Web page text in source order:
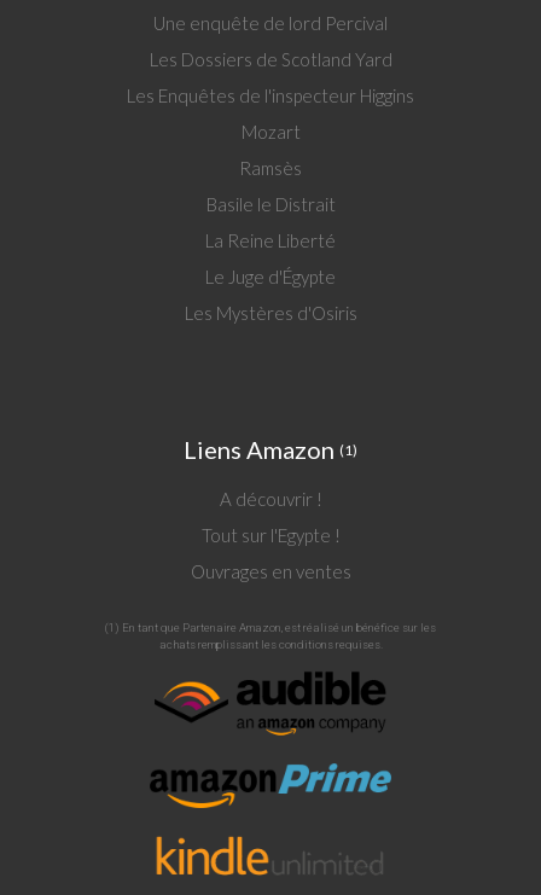
Une enquête de lord Percival
Les Dossiers de Scotland Yard
Les Enquêtes de l'inspecteur Higgins
Mozart
Ramsès
Basile le Distrait
La Reine Liberté
Le Juge d'Égypte
Les Mystères d'Osiris
Liens Amazon (1)
A découvrir !
Tout sur l'Egypte !
Ouvrages en ventes
(1) En tant que Partenaire Amazon, est réalisé un bénéfice sur les
achats remplissant les conditions requises.